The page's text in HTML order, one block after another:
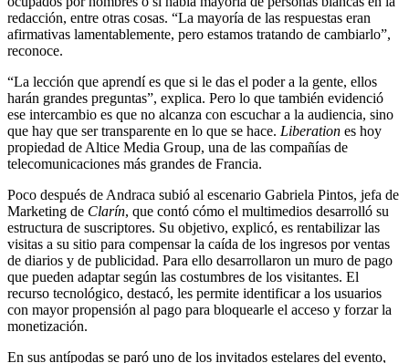
redacción, entre otras cosas. “La mayoría de las respuestas eran
afirmativas lamentablemente, pero estamos tratando de cambiarlo”,
reconoce.
“La lección que aprendí es que si le das el poder a la gente, ellos
harán grandes preguntas”, explica. Pero lo que también evidenció
ese intercambio es que no alcanza con escuchar a la audiencia, sino
que hay que ser transparente en lo que se hace. Liberation es hoy
propiedad de Altice Media Group, una de las compañías de
telecomunicaciones más grandes de Francia.
Poco después de Andraca subió al escenario Gabriela Pintos, jefa de
Marketing de Clarín, que contó cómo el multimedios desarrolló su
estructura de suscriptores. Su objetivo, explicó, es rentabilizar las
visitas a su sitio para compensar la caída de los ingresos por ventas
de diarios y de publicidad. Para ello desarrollaron un muro de pago
que pueden adaptar según las costumbres de los visitantes. El
recurso tecnológico, destacó, les permite identificar a los usuarios
con mayor propensión al pago para bloquearle el acceso y forzar la
monetización.
En sus antípodas se paró uno de los invitados estelares del evento,